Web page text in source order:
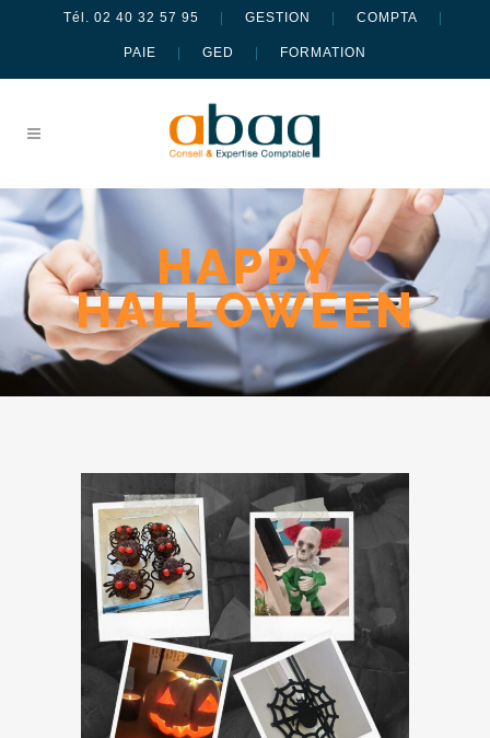
Tél. 02 40 32 57 95 GESTION COMPTA
PAIE GED FORMATION
HAPPY
HALLOWEEN